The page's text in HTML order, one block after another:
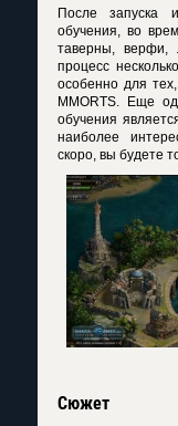
После запуска
обучения, во
таверны, верфи,
процесс
особенно для
MMORTS. Еще
обучения
наиболее
скоро, вы будете
Сюжет